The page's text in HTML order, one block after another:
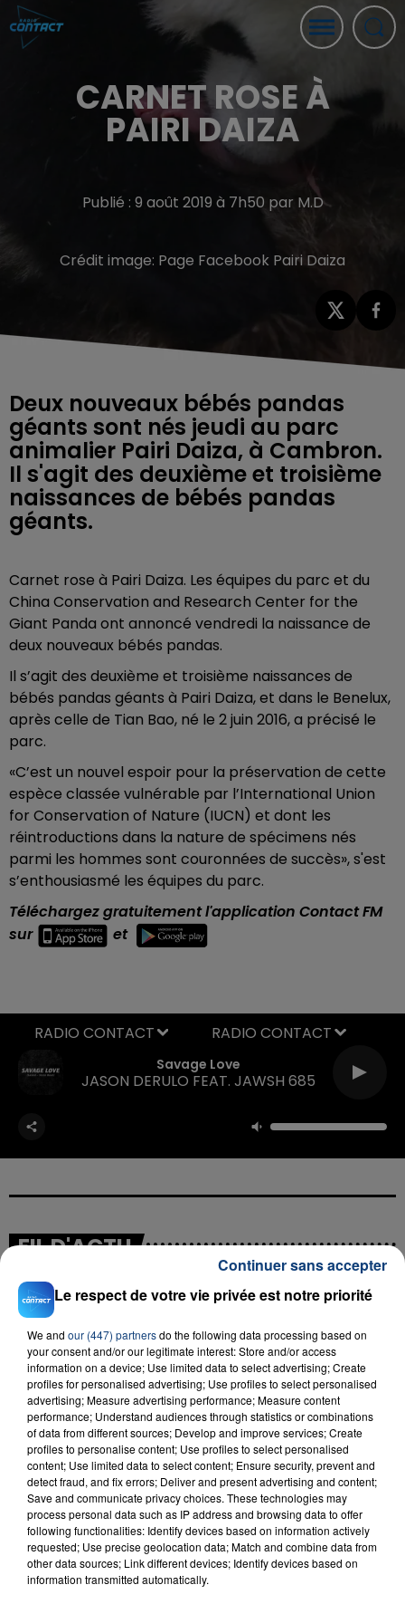
CARNET ROSE À
PAIRI DAIZA
Publié : 9 août 2019 à 7h50 par M.D
Crédit image: Page Facebook Pairi Daiza
Deux nouveaux bébés pandas
géants sont nés jeudi au parc
animalier Pairi Daiza, à Cambron.
Il s'agit des deuxième et troisième
naissances de bébés pandas
géants.
Carnet rose à Pairi Daiza. Les équipes du parc et du
China Conservation and Research Center for the
Giant Panda ont annoncé vendredi la naissance de
deux nouveaux bébés pandas.
Il s’agit des deuxième et troisième naissances de
bébés pandas géants à Pairi Daiza, et dans le Benelux,
après celle de Tian Bao, né le 2 juin 2016, a précisé le
parc.
«C’est un nouvel espoir pour la préservation de cette
espèce classée vulnérable par l’International Union
for Conservation of Nature (IUCN) et dont les
réintroductions dans la nature de spécimens nés
parmi les hommes sont couronnées de succès», s'est
s’enthousiasmé les équipes du parc.
Téléchargez gratuitement l'application Contact FM
sur
et
Savage Love
JASON DERULO FEAT. JAWSH 685
RADIO CONTACT
FIL D'ACTU
23 juillet 2026
INCENDIE MORTEL À LENS : UNE FEMME ET
SON BÉBÉ ENTRE LA VIE ET LA...
Un homme s'est immolé par le feu après avoir
aspergé sa compagne et leur bébé de trois mois
d'un liquide inflammable.
Le respect de votre vie privée est notre priorité
We and our (447) partnersdo the following data processing based on
your consent and/or our legitimate interest: Store and/or access
information on a device; Use limited data to select advertising; Create
profiles for personalised advertising; Use profiles to select personalised
advertising; Measure advertising performance; Measure content
performance; Understand audiences through statistics or combinations
of data from different sources; Develop and improve services; Create
profiles to personalise content; Use profiles to select personalised
content; Use limited data to select content; Ensure security, prevent and
detect fraud, and fix errors; Deliver and present advertising and content;
Save and communicate privacy choices. These technologies may
process personal data such as IP address and browsing data to offer
following functionalities: Identify devices based on information actively
requested; Use precise geolocation data; Match and combine data from
other data sources; Link different devices; Identify devices based on
information transmitted automatically.
Continuer sans accepter